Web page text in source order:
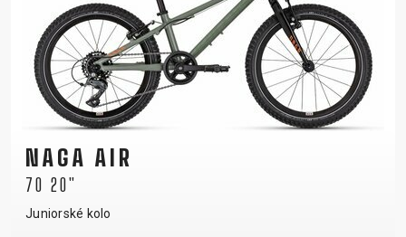
NAGA AIR
70 20"
Juniorské kolo